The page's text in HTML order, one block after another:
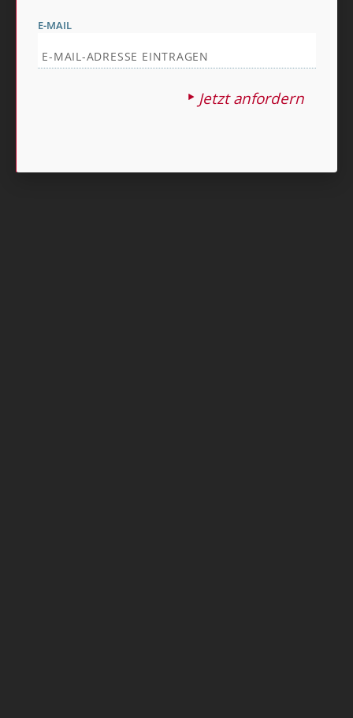
E-MAIL
Jetzt anfordern